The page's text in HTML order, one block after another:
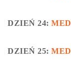
DZIEŃ 24:
DZIEŃ 25: